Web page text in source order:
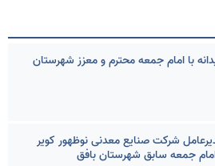
با امام جمعه محترم و معزز شهرستان
شرکت صنایع معدنی نوظهور کویر
امام جمعه سابق شهرستان بافق